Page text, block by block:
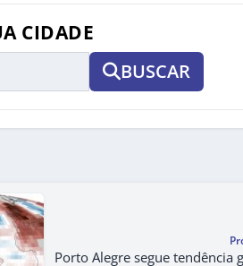
CIDADE
BUSCAR
Porto Alegre segue tendência